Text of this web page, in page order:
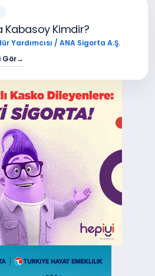
Kabasoy Kimdir?
Yardımcısı / ANA Sigorta A.Ş.
Gör→